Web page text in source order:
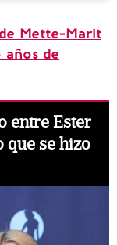
Mette-Marit
años de
entre Ester
que se hizo